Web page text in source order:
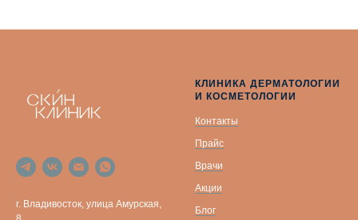
г. Владивосток, улица Амурская,
КЛИНИКА ДЕРМАТОЛОГИИ
И КОСМЕТОЛОГИИ
Контакты
Прайс
Врачи
Акции
Блог